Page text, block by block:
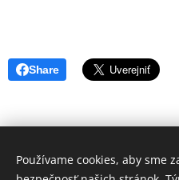
Share
redakcia
Používame cookies, aby sme